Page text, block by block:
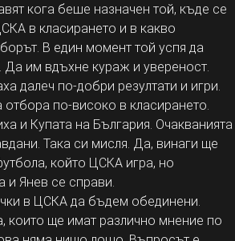
кога беше назначен той, къде се
в класирането и в какво
В един момент той успя да
Да им вдъхне кураж и увереност.
далеч по-добри резултати и игри.
отбора по-високо в класирането.
и Купата на България. Очакванията
Така си мисля. Да, винаги ще
който ЦСКА игра, но
и Янев се справи.
в ЦСКА да бъдем обединени.
които ще имат различно мнение по